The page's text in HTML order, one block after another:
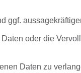
oder die
Daten zu